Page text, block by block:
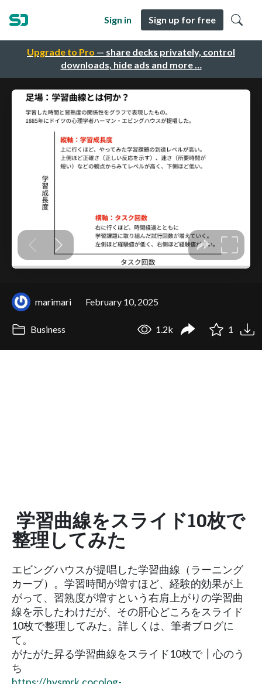
Upgrade to Pro — share decks privately, control
downloads, hide ads and more …
Sign in Sign up for free
marimari February 10, 2025
Business 1.2k 1
学習曲線をスライド10枚で
整理してみた
エビングハウスが提唱した学習曲線（ラーニング
カーブ）。学習時間が増すほど、経験的効果が上
がって、習熟度が増すという右肩上がりの学習曲
線を示したわけだが、その肝心どころをスライド
10枚で整理してみた。詳しくは、筆者ブログに
て。
がたがた昇る学習曲線をスライド10枚で┃心のう
ち